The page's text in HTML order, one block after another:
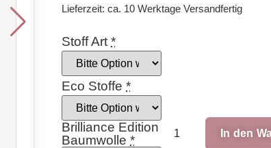
Lieferzeit: ca. 10 Werktage Versandfertig
Stoff Art *
Eco Stoffe *
Brilliance Edition
Baumwolle * In den